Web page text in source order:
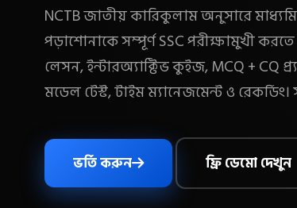
NCTB জাতীয় কারিকুলাম অনুসারে
পড়াশোনাকে সম্পূর্ণ SSC পরীক্ষামুখী
লেসন, ইন্টারঅ্যাক্টিভ কুইজ, MCQ + CQ
মডেল টেস্ট, টাইম ম্যানেজমেন্ট ও রেকর্ডিং।
ভর্তি করুন ফ্রি ডেমো দেখুন